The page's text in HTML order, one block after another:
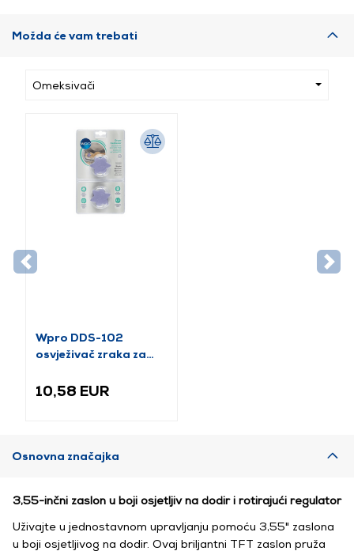
Možda će vam trebati
Omeksivači
Wpro DDS-102
osvježivač zraka za
10,58 EUR
Osnovna značajka
3,55-inčni zaslon u boji osjetljiv na dodir i rotirajući regulator
Uživajte u jednostavnom upravljanju pomoću 3,55" zaslona
u boji osjetljivog na dodir. Ovaj briljantni TFT zaslon pruža